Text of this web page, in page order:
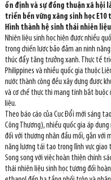
ổn định và sự đồng thuận xã hội
triển bền vững xăng sinh học E10
Hình thành hệ sinh thái nhiên
Nhiên liệu sinh học hiện được nhiều
trong chiến lược bảo đảm an ninh
thúc đẩy tăng trưởng xanh. Thực tế
Philippines và nhiều quốc gia thuộc
nước thành công đều xây dựng được
và cơ chế thực thi mang tính bắt buộc
liệu.
Theo báo cáo của Cục Đổi mới sáng
Công Thương), nhiều quốc gia áp
đối với thương nhân đầu mối, gắn
năng lượng tái tạo trong lĩnh vực giao
Song song với việc hoàn thiện chính
thái nhiên liệu sinh học tương đối